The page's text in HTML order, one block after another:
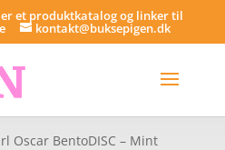
er et produktkatalog og linker til
kontakt@buksepigen.dk
Oscar BentoDISC – Mint